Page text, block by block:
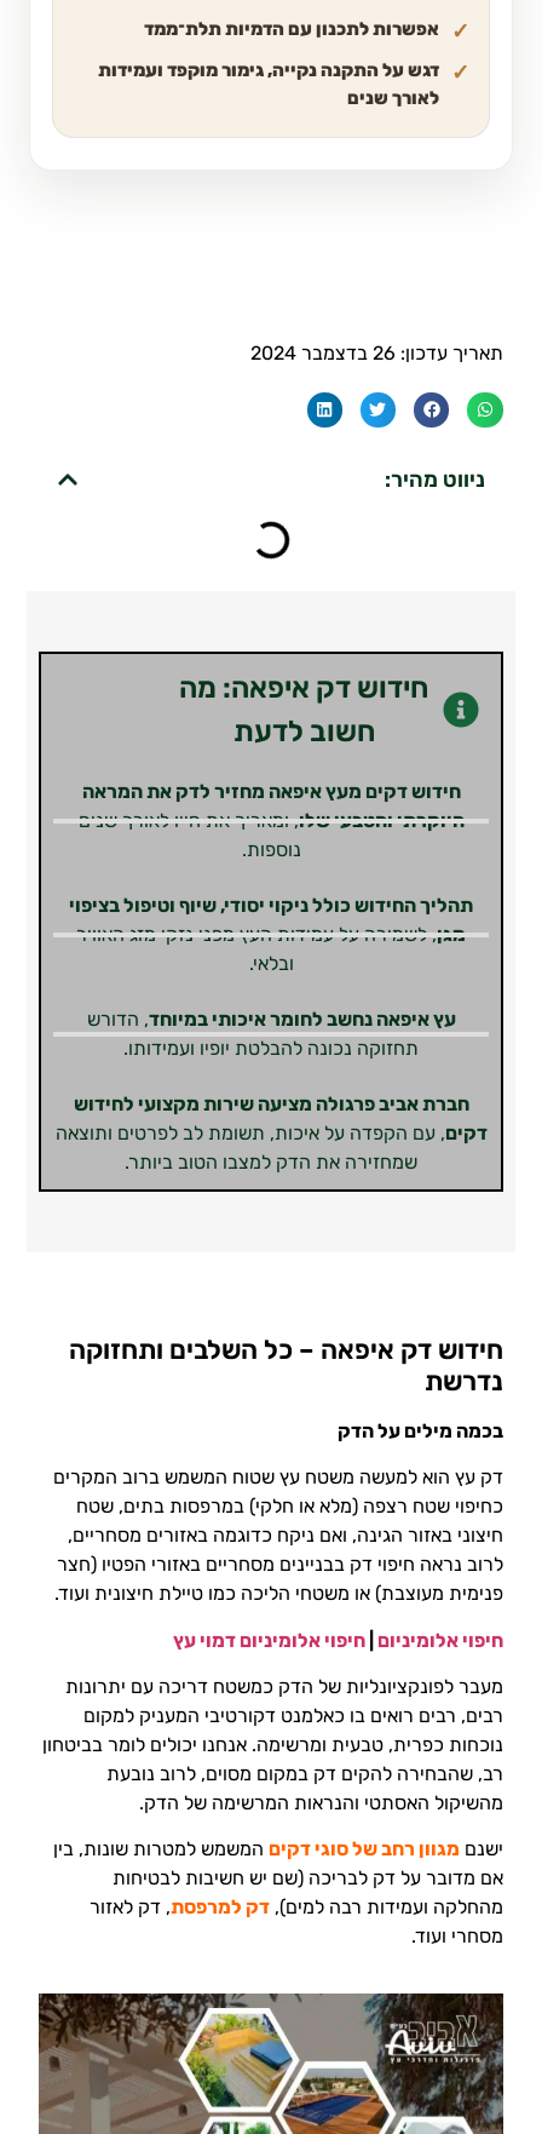
אפשרות לתכנון עם הדמיות תלת־ממד
דגש על התקנה נקייה, גימור מוקפד ועמידות
לאורך שנים
תאריך עדכון: 26 בדצמבר 2024
ניווט מהיר:
חידוש דק איפאה: מה
חשוב לדעת
חידוש דקים מעץ איפאה מחזיר לדק את המראה
היוקרתי והטבעי שלו, ומאריך את חייו לאורך שנים
נוספות.
תהליך החידוש כולל ניקוי יסודי, שיוף וטיפול בציפוי
מגן, לשמירה על עמידות העץ מפני נזקי מזג האוויר
ובלאי.
עץ איפאה נחשב לחומר איכותי במיוחד, הדורש
תחזוקה נכונה להבלטת יופיו ועמידותו.
חברת אביב פרגולה מציעה שירות מקצועי לחידוש
דקים, עם הקפדה על איכות, תשומת לב לפרטים ותוצאה
שמחזירה את הדק למצבו הטוב ביותר.
חידוש דק איפאה – כל השלבים ותחזוקה
נדרשת
בכמה מילים על הדק
דק עץ הוא למעשה משטח עץ שטוח המשמש ברוב המקרים
כחיפוי שטח רצפה (מלא או חלקי) במרפסות בתים, שטח
חיצוני באזור הגינה, ואם ניקח כדוגמה באזורים מסחריים,
לרוב נראה חיפוי דק בבניינים מסחריים באזורי הפטיו (חצר
פנימית מעוצבת) או משטחי הליכה כמו טיילת חיצונית ועוד.
חיפוי אלומיניום |חיפוי אלומיניום דמוי עץ
מעבר לפונקציונליות של הדק כמשטח דריכה עם יתרונות
רבים, רבים רואים בו כאלמנט דקורטיבי המעניק למקום
נוכחות כפרית, טבעית ומרשימה. אנחנו יכולים לומר בביטחון
רב, שהבחירה להקים דק במקום מסוים, לרוב נובעת
מהשיקול האסתטי והנראות המרשימה של הדק.
ישנם מגוון רחב של סוגי דקים המשמש למטרות שונות, בין
אם מדובר על דק לבריכה (שם יש חשיבות לבטיחות
מהחלקה ועמידות רבה למים),דק למרפסת, דק לאזור
מסחרי ועוד.